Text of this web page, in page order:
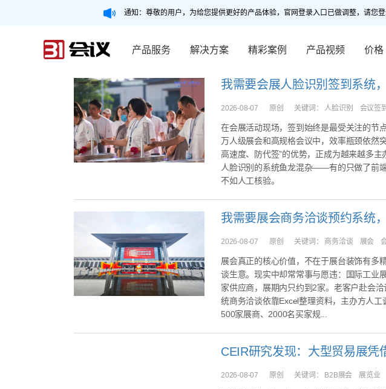
通知：尊敬的用户，为给您提供更好的产品体验，官网登录入口已做调整，请您
产品服务 解决方案 精彩案例 产品视频 价格
2026-08-07 原创 关键词： 人脸识别 会议签
在会展活动现场，签到始终是最受关注的节
万人级展会和高规格会议中，效率瓶颈依然
高速度、防代签”的优势，正成为越来越多
人脸识别的系统鱼龙混杂——有的只做了前
不如人工核验。
我需要展会商务洽谈预约系统
2026-08-07 原创 关键词： 商务洽谈 展会
展会真正的核心价值，不在于展台装饰有多
谈生意。现实中却常常事与愿违：国际工业
家供应商，展期内只约到2家。老客户赴会
统商务洽谈依靠Excel整理资料，主办方人工
500家展商、2000名买家规...
2026-08-07 原创 关键词： B2B展会 展览业